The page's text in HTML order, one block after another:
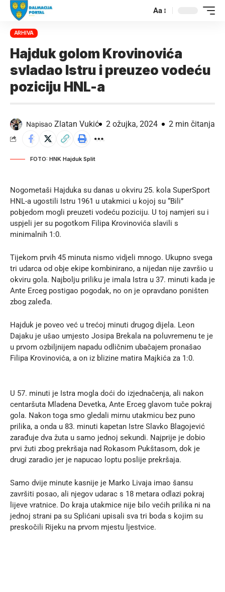
Aa
ARHIVA
Hajduk golom Krovinovića
svladao Istru i preuzeo vodeću
poziciju HNL-a
Napisao Zlatan Vukić 2 ožujka, 2024 2 min čitanja
FOTO: HNK Hajduk Split
Nogometaši Hajduka su danas u okviru 25. kola SuperSport
HNL-a ugostili Istru 1961 u utakmici u kojoj su “Bili”
pobjedom mogli preuzeti vodeću poziciju. U toj namjeri su i
uspjeli jer su pogotkom Filipa Krovinovića slavili s
minimalnih 1:0.
Tijekom prvih 45 minuta nismo vidjeli mnogo. Ukupno svega
tri udarca od obje ekipe kombinirano, a nijedan nije završio u
okviru gola. Najbolju priliku je imala Istra u 37. minuti kada je
Ante Erceg postigao pogodak, no on je opravdano poništen
zbog zaleđa.
Hajduk je poveo već u trećoj minuti drugog dijela. Leon
Dajaku je ušao umjesto Josipa Brekala na poluvremenu te je
u prvom ozbiljnijem napadu odličnim ubačajem pronašao
Filipa Krovinovića, a on iz blizine matira Majkića za 1:0.
U 57. minuti je Istra mogla doći do izjednačenja, ali nakon
centaršuta Mladena Devetka, Ante Erceg glavom tuče pokraj
gola. Nakon toga smo gledali mirnu utakmicu bez puno
prilika, a onda u 83. minuti kapetan Istre Slavko Blagojević
zarađuje dva žuta u samo jednoj sekundi. Najprije je dobio
prvi žuti zbog prekršaja nad Rokasom Pukštasom, dok je
drugi zaradio jer je napucao loptu poslije prekršaja.
Samo dvije minute kasnije je Marko Livaja imao šansu
završiti posao, ali njegov udarac s 18 metara odlazi pokraj
lijeve vratnice. Do kraja utakmice nije bilo većih prilika ni na
jednoj strani pa su Splićani upisali sva tri boda s kojim su
preskočili Rijeku na prvom mjestu ljestvice.